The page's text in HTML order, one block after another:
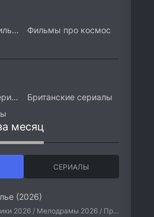
Американские фильмы
Фильмы про космос
Американские сериалы
Британские сериалы
месяц
СЕРИАЛЫ
(2026)
Боевики 2026 / Мелодрамы 2026 / Приключения 2026 / Ужасы 2026 / Фантастические 2026 / Зарубежные фильмы 2026 / Американские фильмы / Фильмы 2026